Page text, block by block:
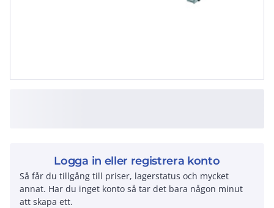
Logga in eller registrera konto
Så får du tillgång till priser, lagerstatus och mycket
annat. Har du inget konto så tar det bara någon minut
att skapa ett.